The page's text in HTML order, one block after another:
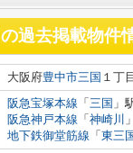
の過去掲載物件
大阪府豊中市三国 １丁目
阪急宝塚本線 「 三国 」
阪急神戸本線 「 神崎川
地下鉄御堂筋線 「 東三